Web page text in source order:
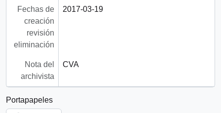
Fechas de
creación
revisión
eliminación
2017-03-19
Nota del
archivista
CVA
Portapapeles